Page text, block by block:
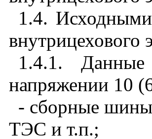
1.4.
внутрицехового
1.4.1.
напряжении 10
- сборные
ТЭС и т.п.;